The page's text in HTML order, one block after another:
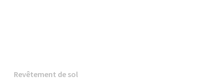
Revêtement de sol